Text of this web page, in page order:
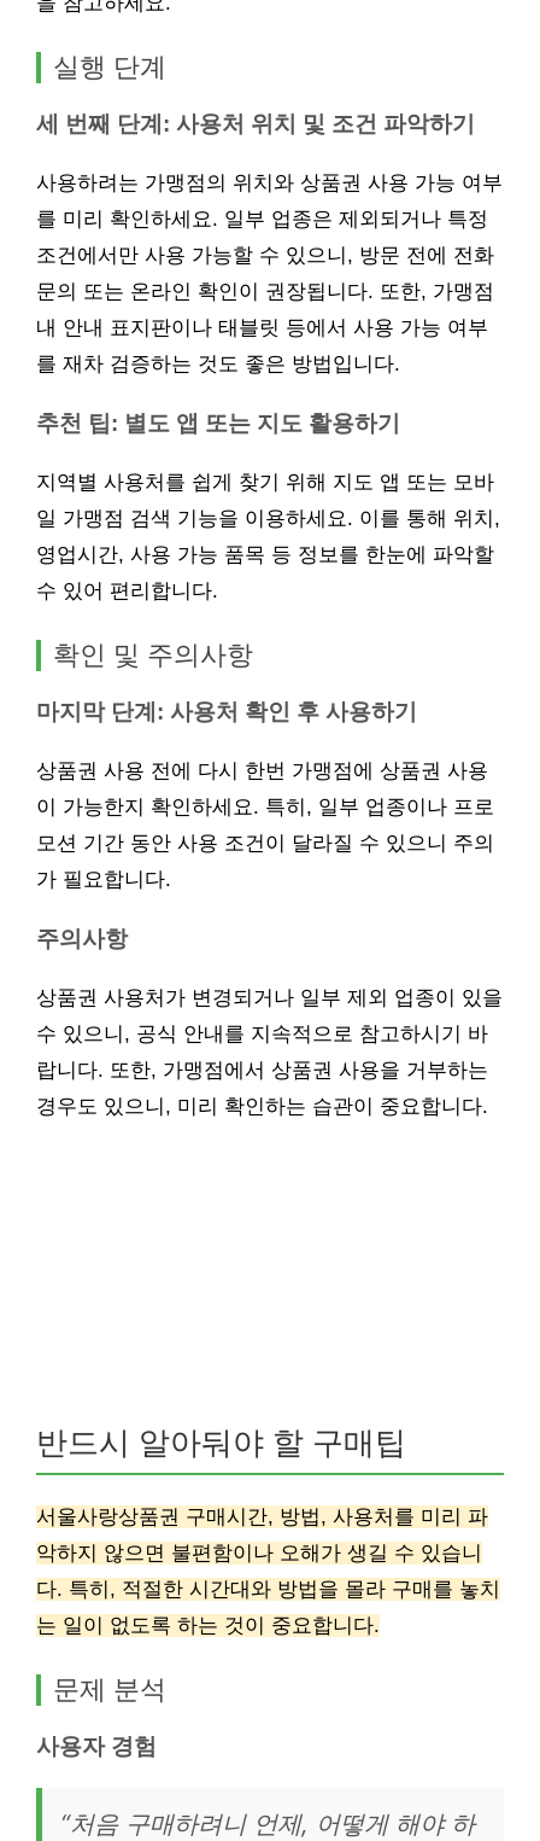
실행 단계
세 번째 단계: 사용처 위치 및 조건 파악하기
사용하려는 가맹점의 위치와 상품권 사용 가능 여부
를 미리 확인하세요. 일부 업종은 제외되거나 특정
조건에서만 사용 가능할 수 있으니, 방문 전에 전화
문의 또는 온라인 확인이 권장됩니다. 또한, 가맹점
내 안내 표지판이나 태블릿 등에서 사용 가능 여부
를 재차 검증하는 것도 좋은 방법입니다.
추천 팁: 별도 앱 또는 지도 활용하기
지역별 사용처를 쉽게 찾기 위해 지도 앱 또는 모바
일 가맹점 검색 기능을 이용하세요. 이를 통해 위치,
영업시간, 사용 가능 품목 등 정보를 한눈에 파악할
수 있어 편리합니다.
확인 및 주의사항
마지막 단계: 사용처 확인 후 사용하기
상품권 사용 전에 다시 한번 가맹점에 상품권 사용
이 가능한지 확인하세요. 특히, 일부 업종이나 프로
모션 기간 동안 사용 조건이 달라질 수 있으니 주의
가 필요합니다.
주의사항
상품권 사용처가 변경되거나 일부 제외 업종이 있을
수 있으니, 공식 안내를 지속적으로 참고하시기 바
랍니다. 또한, 가맹점에서 상품권 사용을 거부하는
경우도 있으니, 미리 확인하는 습관이 중요합니다.
반드시 알아둬야 할 구매팁
서울사랑상품권 구매시간, 방법, 사용처를 미리 파
악하지 않으면 불편함이나 오해가 생길 수 있습니
다. 특히, 적절한 시간대와 방법을 몰라 구매를 놓치
는 일이 없도록 하는 것이 중요합니다.
문제 분석
사용자 경험
“처음 구매하려니 언제, 어떻게 해야 하